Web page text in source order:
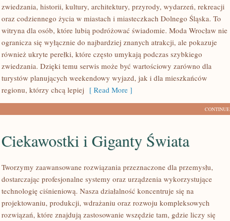
zwiedzania, historii, kultury, architektury, przyrody, wydarzeń, rekreacji
oraz codziennego życia w miastach i miasteczkach Dolnego Śląska. To
witryna dla osób, które lubią podróżować świadomie. Moda Wrocław nie
ogranicza się wyłącznie do najbardziej znanych atrakcji, ale pokazuje
również ukryte perełki, które często umykają podczas szybkiego
zwiedzania. Dzięki temu serwis może być wartościowy zarówno dla
turystów planujących weekendowy wyjazd, jak i dla mieszkańców
regionu, którzy chcą lepiej [ Read More ]
CONTINUE
Ciekawostki i Giganty Świata
Tworzymy zaawansowane rozwiązania przeznaczone dla przemysłu,
dostarczając profesjonalne systemy oraz urządzenia wykorzystujące
technologię ciśnieniową. Nasza działalność koncentruje się na
projektowaniu, produkcji, wdrażaniu oraz rozwoju kompleksowych
rozwiązań, które znajdują zastosowanie wszędzie tam, gdzie liczy się